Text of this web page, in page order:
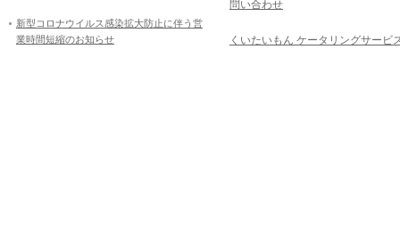
新型コロナウイルス感染拡大防止に伴う営
業時間短縮のお知らせ
問い合わせ
くいたいもん ケータリングサービ